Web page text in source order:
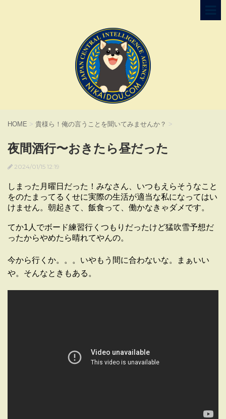
HOME > 貴様ら！俺の言うことを聞いてみませんか？ >
夜間酒行〜おきたら昼だった
2024/01/15 12:19
しまった月曜日だった！みなさん、いつもえらそうなこと
をのたまってるくせに実際の生活が適当な私になってはい
けません。朝起きて、飯食って、働かなきゃダメです。
てか1人でボード練習行くつもりだったけど猛吹雪予想だ
ったからやめたら晴れてやんの。
今から行くか。。。いやもう間に合わないな。まぁいい
や。そんなときもある。